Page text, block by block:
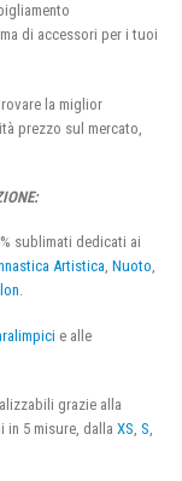
di accessori per i tuoi
la miglior
prezzo sul mercato,
sublimati dedicati ai
Artistica, Nuoto,
.
e alle
grazie alla
in 5 misure, dalla XS S